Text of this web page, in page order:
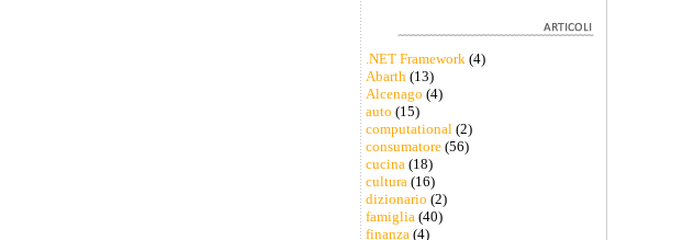
.NET Framework(4)
Abarth(13)
Alcenago (4)
auto (15)
computational(2)
consumatore(56)
cucina(18)
cultura(16)
dizionario (2)
famiglia(40)
finanza(4)